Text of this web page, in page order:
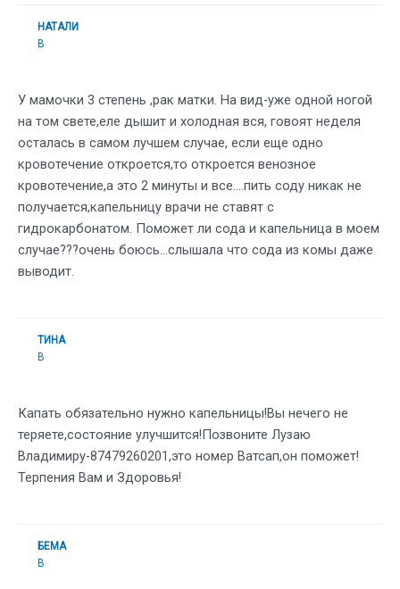
НАТАЛИ
В
У мамочки 3 степень ,рак матки. На вид-уже одной ногой
на том свете,еле дышит и холодная вся, говоят неделя
осталась в самом лучшем случае, если еще одно
кровотечение откроется,то откроется венозное
кровотечение,а это 2 минуты и все….пить соду никак не
получается,капельницу врачи не ставят с
гидрокарбонатом. Поможет ли сода и капельница в моем
случае???очень боюсь…слышала что сода из комы даже
выводит.
ТИНА
В
Капать обязательно нужно капельницы!Вы нечего не
теряете,состояние улучшится!Позвоните Лузаю
Владимиру-87479260201,это номер Ватсап,он поможет!
Терпения Вам и Здоровья!
БЕМА
В